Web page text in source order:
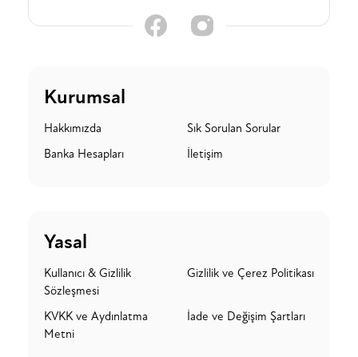
Kurumsal
Hakkımızda
Sık Sorulan Sorular
Banka Hesapları
İletişim
Yasal
Kullanıcı & Gizlilik
Sözleşmesi
Gizlilik ve Çerez Politikası
KVKK ve Aydınlatma
Metni
İade ve Değişim Şartları